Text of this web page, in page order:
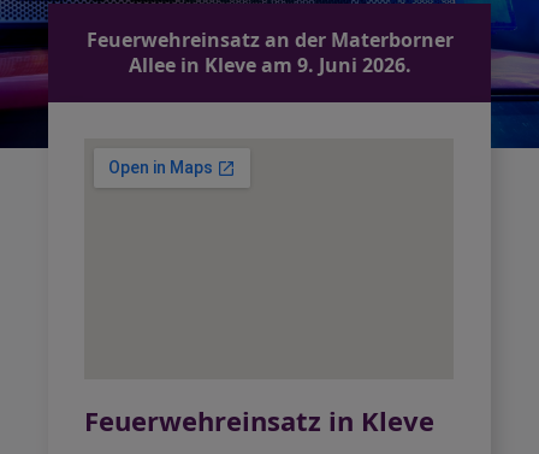
Feuerwehreinsatz an der Materborner
Allee in Kleve am 9. Juni 2026.
Feuerwehreinsatz in Kleve